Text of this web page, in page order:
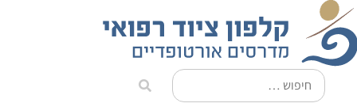
לתוכן